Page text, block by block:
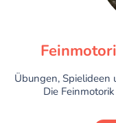
Übungen, Spielideen
Die